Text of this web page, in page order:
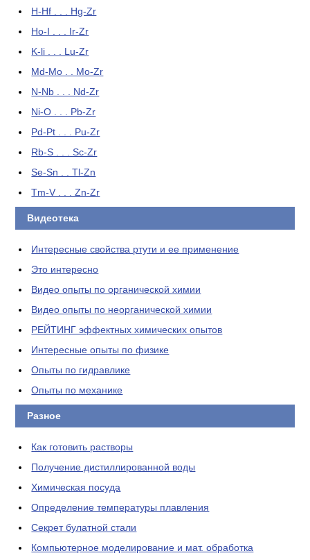
H-Hf . . . Hg-Zr
Ho-I . . . Ir-Zr
K-li . . . Lu-Zr
Md-Mo . . Mo-Zr
N-Nb . . . Nd-Zr
Ni-O . . . Pb-Zr
Pd-Pt . . . Pu-Zr
Rb-S . . . Sc-Zr
Se-Sn . . Tl-Zn
Tm-V . . . Zn-Zr
Видеотека
Интересные свойства ртути и ее применение
Это интересно
Видео опыты по органической химии
Видео опыты по неорганической химии
РЕЙТИНГ эффектных химических опытов
Интересные опыты по физике
Опыты по гидравлике
Опыты по механике
Разное
Как готовить растворы
Получение дистиллированной воды
Химическая посуда
Определение температуры плавления
Секрет булатной стали
Компьютерное моделирование и мат. обработка